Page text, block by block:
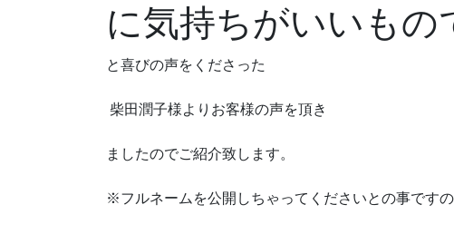
に気持ちがいいもの
と喜びの声をくださった
柴田潤子様よりお客様の声を頂き
ましたのでご紹介致します。
※フルネームを公開しちゃってくださいとの事です